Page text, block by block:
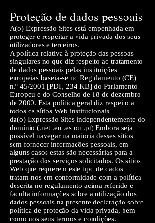
Proteção de dados pessoais
A(o) Expressão Sites está empenhada em
proteger e respeitar a vida privada dos seus
utilizadores e terceiros.
A política relativa à proteção das pessoas
singulares no que diz respeito ao tratamento
de dados pessoais pelas instituições
europeias baseia-se no Regulamento (CE)
n.º 45/2001 [PDF, 234 KB] do Parlamento
Europeu e do Conselho de 18 de dezembro
de 2000. Esta política geral diz respeito a
todos os sítios Web institucionais
da(o) Expressão Sites independentemente do
domínio (.net .eu .es ou .pt) Embora seja
possível navegar na maioria desses sítios
sem fornecer informações pessoais, em
alguns casos estas são necessárias para a
prestação dos serviços solicitados. Os sítios
Web que requerem este tipo de dados
tratam-nos em conformidade com a política
descrita no regulamento acima referido e
faculta informações sobre a utilização dos
dados pessoais na presente declaração sobre
política de proteção da vida privada, bem
como nos seus termos e condições.